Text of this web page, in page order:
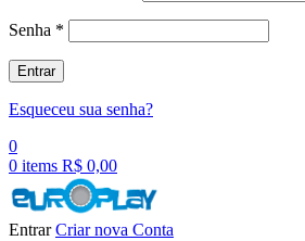
Senha *
Entrar
Esqueceu sua senha?
0
0 items R$ 0,00
EntrarCriar nova Conta